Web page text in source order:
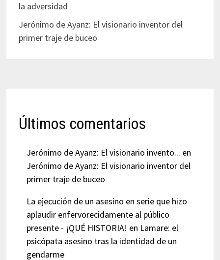
la adversidad
Jerónimo de Ayanz: El visionario inventor del
primer traje de buceo
Últimos comentarios
Jerónimo de Ayanz: El visionario invento... en
Jerónimo de Ayanz: El visionario inventor del
primer traje de buceo
La ejecución de un asesino en serie que hizo
aplaudir enfervorecidamente al público
presente - ¡QUÉ HISTORIA! en Lamare: el
psicópata asesino tras la identidad de un
gendarme